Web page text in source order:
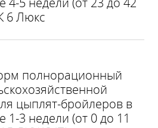
6 Люкс
полнорационный
цыплят-бройлеров в
1-3 недели (от 0 до 11